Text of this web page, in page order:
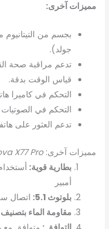
مميزات آخرى:
بجسم من التيتانيوم
جولد).
تدعم مراقبة صحة
قياس الوقت بدقة.
التحكم في كاميرا
التحكم في الصوتيات
تدعم العثور على
مميزات آخرى:X77 Pro
بطارية قوية:
أمبير
بلوتوث 5.1:
اتصال
مقاومة الماء بتصنيف IP67: